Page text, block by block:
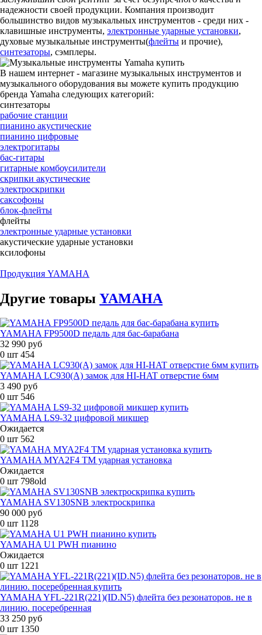
надежности своей продукции. Компания производит
большинство видов музыкальных инструментов - среди них -
клавишные инструменты, электронные ударные установки,
духовые музыкальные инструменты(флейты и прочие),
синтезаторы, сэмплеры.
В нашем интернет - магазине музыкальных инструментов и
музыкального оборудования вы можете купить продукцию
бренда Yamaha следующих категорий:
синтезаторы
рабочие станции
пианино акустические
пианино цифровые
электрогитары
бас-гитары
гитарные комбоусилители
скрипки акустические
электроскрипки
саксофоны
блок-флейты
флейты
электронные ударные установки
акустические ударные установки
ксилофоны
Продукция YAMAHA
Другие товары YAMAHA
YAMAHA FP9500D педаль для бас-барабана
32 990 руб
0 шт 454
YAMAHA LC930(A) замок для HI-HAT отверстие 6мм
3 490 руб
0 шт 546
YAMAHA LS9-32 цифровой микшер
Ожидается
0 шт 562
YAMAHA MYA2F4 TM ударная установка
Ожидается
0 шт 798old
YAMAHA SV130SNB электроскрипка
90 000 руб
0 шт 1128
YAMAHA U1 PWH пианино
Ожидается
0 шт 1221
YAMAHA YFL-221R(221)(ID.N5) флейта без резонаторов. не в
линию. посеребренная
33 250 руб
0 шт 1350